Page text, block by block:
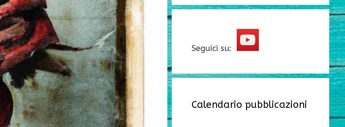
Seguici su:
Calendario pubblicazioni